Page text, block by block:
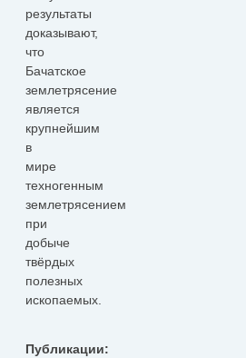
результаты
доказывают,
что
Бачатское
землетрясение
является
крупнейшим
в
мире
техногенным
землетрясением
при
добыче
твёрдых
полезных
ископаемых.
Публикации: